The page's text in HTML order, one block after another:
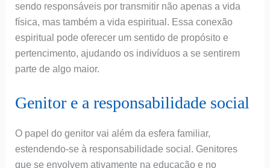
sendo responsáveis por transmitir não apenas a vida
física, mas também a vida espiritual. Essa conexão
espiritual pode oferecer um sentido de propósito e
pertencimento, ajudando os indivíduos a se sentirem
parte de algo maior.
Genitor e a responsabilidade social
O papel do genitor vai além da esfera familiar,
estendendo-se à responsabilidade social. Genitores
que se envolvem ativamente na educação e no